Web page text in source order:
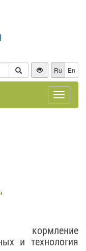
Ru En
Toggle
кормление
и технология